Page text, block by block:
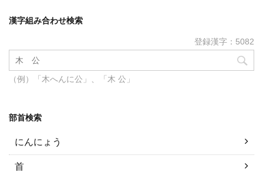
漢字組み合わせ検索
登録漢字：5082
（例）「木へんに公」、「木 公」
部首検索
にんにょう
首